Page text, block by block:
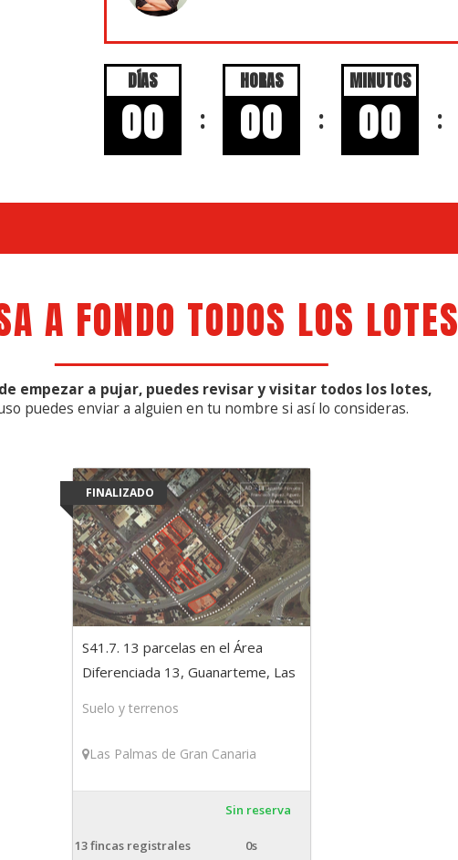
DÍAS
00 :
HORAS
00 :
MINUTOS
00 :
A FONDO TODOS LOS LOTES
empezar a pujar, puedes revisar y visitar todos los lotes,
puedes enviar a alguien en tu nombre si así lo consideras.
FINALIZADO
S41.7. 13 parcelas en el Área
Diferenciada 13, Guanarteme, Las
Suelo y terrenos
Las Palmas de Gran Canaria
Sin reserva
13fincas registrales 0s